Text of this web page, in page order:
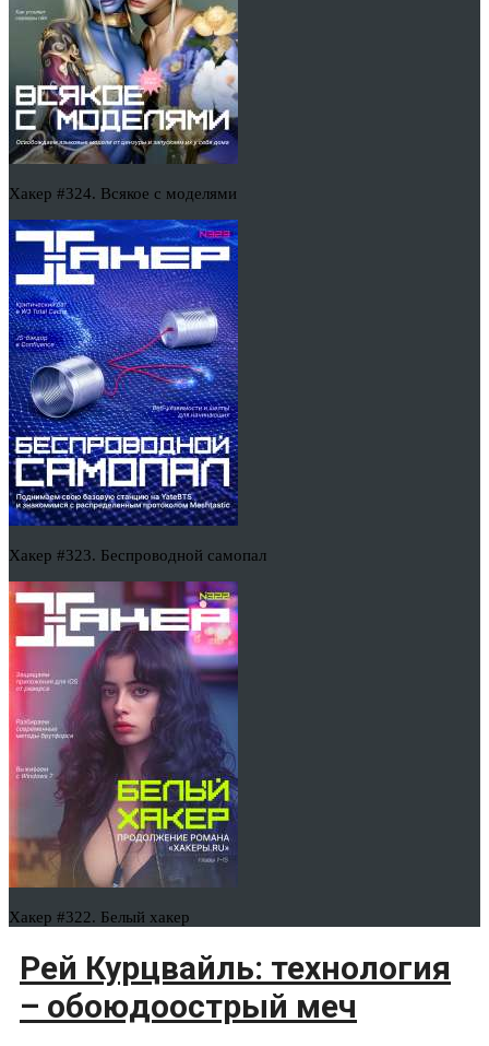
Хакер #324. Всякое с моделями
Хакер #323. Беспроводной самопал
Хакер #322. Белый хакер
Рей Курцвайль: технология
– обоюдоострый меч